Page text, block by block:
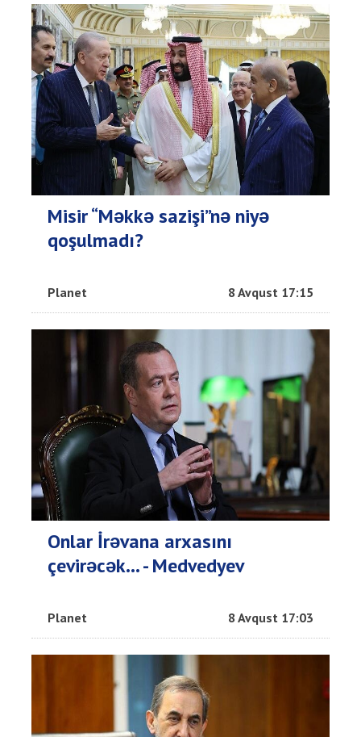
Misir “Məkkə sazişi”nə niyə
qoşulmadı?
Planet 8 Avqust 17:15
Onlar İrəvana arxasını
çevirəcək... - Medvedyev
Planet 8 Avqust 17:03